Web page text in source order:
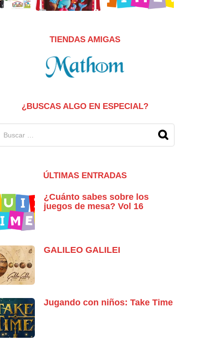
TIENDAS AMIGAS
¿BUSCAS ALGO EN ESPECIAL?
ÚLTIMAS ENTRADAS
¿Cuánto sabes sobre los
juegos de mesa? Vol 16
GALILEO GALILEI
Jugando con niños: Take Time